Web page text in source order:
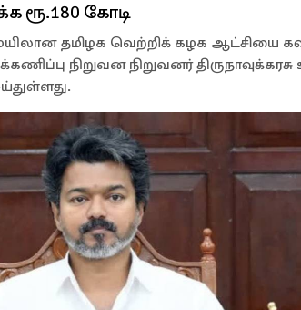
ரூ.180 கோடி
தமிழக வெற்றிக் கழக ஆட்சியை
நிறுவன நிறுவனர்